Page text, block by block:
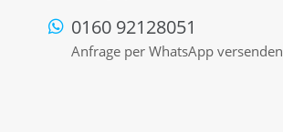
0160 92128051
Anfrage per WhatsApp versenden